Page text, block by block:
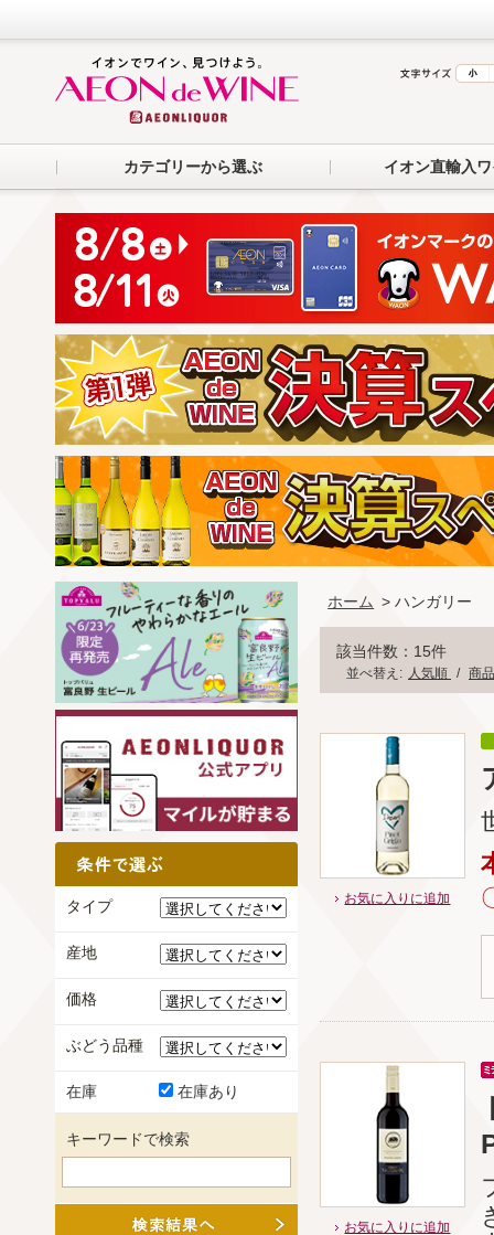
カテゴリーから選ぶ イオン直輸入
ホーム > ハンガリー
該当件数：15件
並べ替え: 人気順 / 商
お気に入りに追加
お気に入りに追加
タイプ
産地
価格
ぶどう品種
在庫 在庫あり
キーワードで検索